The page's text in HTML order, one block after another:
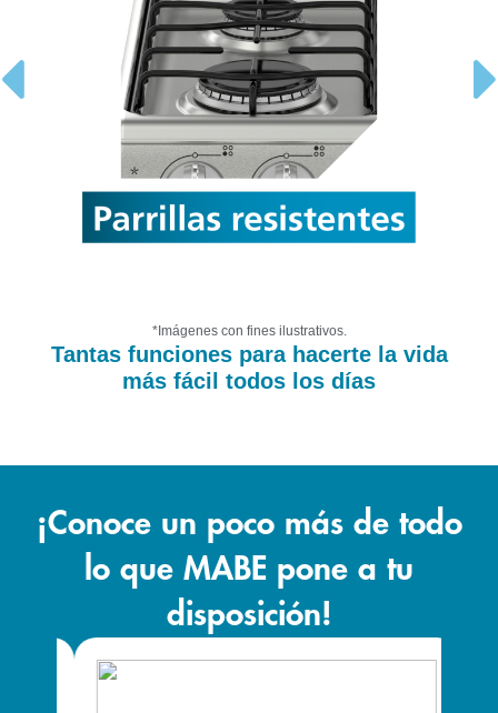
*Imágenes con fines ilustrativos.
Tantas funciones para hacerte la vida
más fácil todos los días
¡Conoce un poco más de todo
lo que MABE pone a tu
disposición!